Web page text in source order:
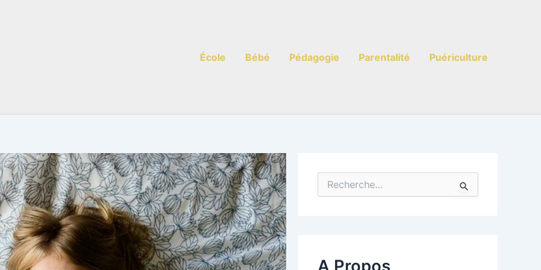
École
Bébé Pédagogie Parentalité Puériculture
h